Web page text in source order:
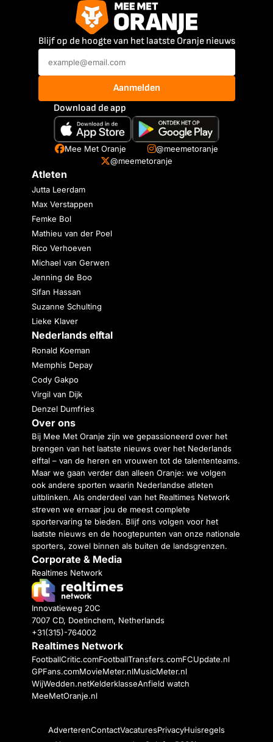
Blijf op de hoogte van het laatste Oranje nieuws
Aanmelden
Download de app
Mee Met Oranje
@meemetoranje
@meemetoranje
Atleten
Jutta Leerdam
Max Verstappen
Femke Bol
Mathieu van der Poel
Rico Verhoeven
Michael van Gerwen
Jenning de Boo
Sifan Hassan
Suzanne Schulting
Lieke Klaver
Nederlands elftal
Ronald Koeman
Memphis Depay
Cody Gakpo
Virgil van Dijk
Denzel Dumfries
Over ons
Bij Mee Met Oranje zijn we gepassioneerd over het
brengen van het laatste nieuws over het Nederlands
elftal – van de heren en vrouwen tot de talententeams.
Maar we gaan verder dan alleen Oranje: we volgen
ook andere sporten waarin Nederlandse atleten
uitblinken. Als onderdeel van het Realtimes Network
streven we ernaar jou de meest complete
sportervaring te bieden. Blijf ons volgen voor het
laatste nieuws en de hoogtepunten van onze nationale
sporters, zowel binnen als buiten de landsgrenzen.
Corporate & Media
Realtimes Network
Innovatieweg 20C
7007 CD, Doetinchem, Netherlands
+31(315)-764002
Realtimes Network
FootballCritic.comFootballTransfers.comFCUpdate.nl
GPFans.comMovieMeter.nlMusicMeter.nl
WijWedden.netKelderklasseAnfield watch
MeeMetOranje.nl
AdverterenContactVacaturesPrivacyHuisregels